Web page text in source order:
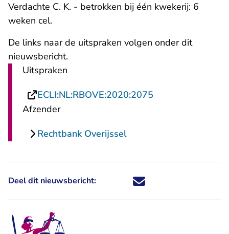
Verdachte C. K. - betrokken bij één kwekerij: 6
weken cel.
De links naar de uitspraken volgen onder dit
nieuwsbericht.
Uitspraken
ECLI:NL:RBOVE:2020:2075
Afzender
Rechtbank Overijssel
Deel dit nieuwsbericht: Deel dit nieuwsbericht via X -
Deel dit nieuwsbericht via
Deel dit nieuwsbericht
Deel dit